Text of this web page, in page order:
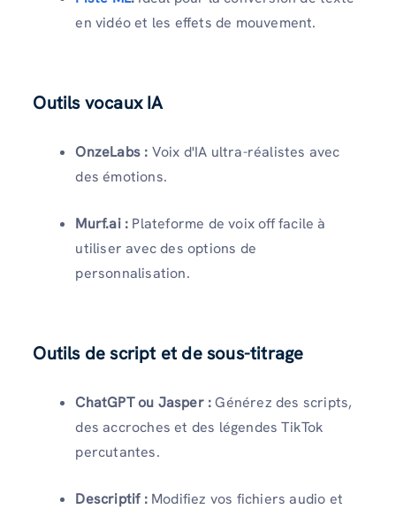
en vidéo et les effets de mouvement.
Outils vocaux IA
OnzeLabs : Voix d'IA ultra-réalistes avec
des émotions.
Murf.ai : Plateforme de voix off facile à
utiliser avec des options de
personnalisation.
Outils de script et de sous-titrage
ChatGPT ou Jasper :Générez des scripts,
des accroches et des légendes TikTok
percutantes.
Descriptif :Modifiez vos fichiers audio et